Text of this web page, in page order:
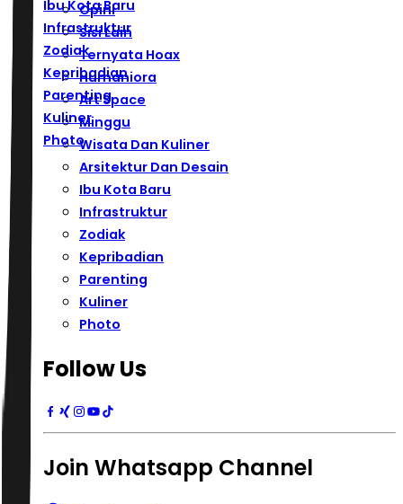
Ibu Kota Baru
Infrastruktur
Zodiak
Kepribadian
Parenting
Kuliner
Photo
Opini
Sisi Lain
Ternyata Hoax
Humaniora
Art Space
Minggu
Wisata Dan Kuliner
Arsitektur Dan Desain
Ibu Kota Baru
Infrastruktur
Zodiak
Kepribadian
Parenting
Kuliner
Photo
Follow Us
Join Whatsapp Channel